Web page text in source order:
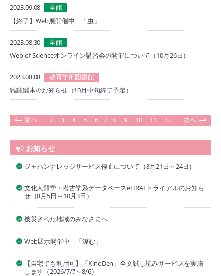
2023.09.08
全館
【終了】Web展開催中 「虫」
2023.08.30
全館
Web of Scienceオンライン講習会の開催について（10月26日）
2023.08.08
教育学部図書館
雑誌製本のお知らせ（10月中旬終了予定）
前へ 2 3 4 5 6 7 8 9 10 11 12 次へ
お知らせ
ジャパンナレッジサービス停止について（8月21日～24日）
文化人類学・考古学系データベースeHRAFトライアルのお知ら
せ（8月5日～10月3日）
被災された地域のみなさまへ
Web展示開催中 「涼む」
【自宅でも利用可】「KinoDen」全文試し読みサービスを実施
します（2026/7/7～8/6）